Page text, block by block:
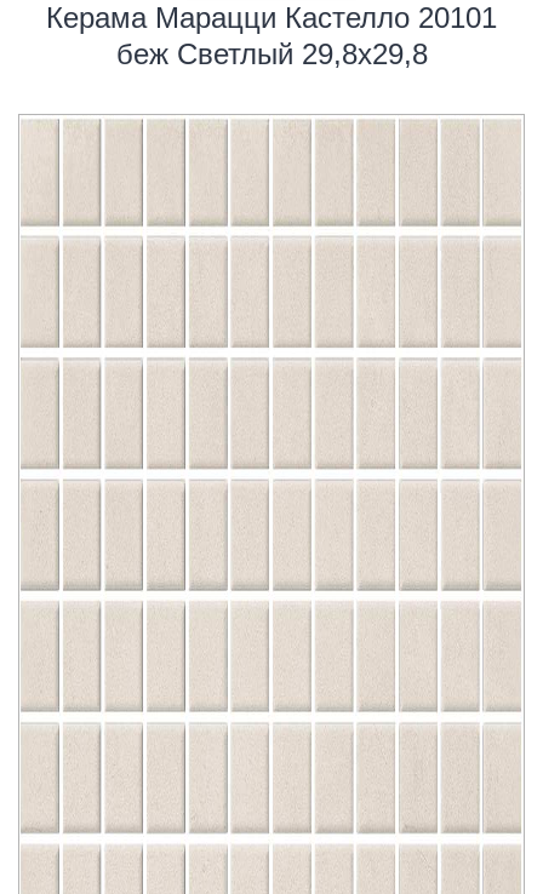
Керама Марацци Кастелло 20101
беж Светлый 29,8х29,8